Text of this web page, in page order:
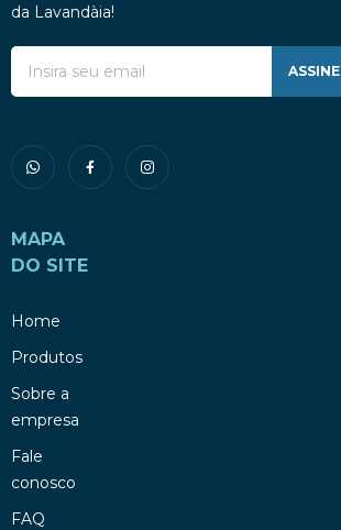
da Lavandàia!
ASSINE
MAPA
DO SITE
Home
Produtos
Sobre a
empresa
Fale
conosco
FAQ